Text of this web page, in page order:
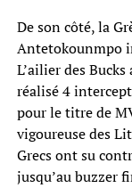
De son côté, la
Antetokounmpo
L’ailier des
réalisé 4
pour le titre de
vigoureuse des
Grecs ont su
jusqu’au buzzer